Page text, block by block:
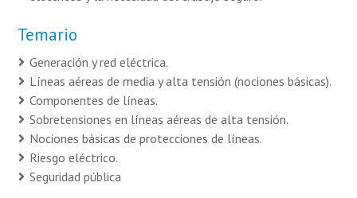
Temario
Generación y red eléctrica.
Líneas aéreas de media y alta tensión (nociones básicas).
Componentes de líneas.
Sobretensiones en líneas aéreas de alta tensión.
Nociones básicas de protecciones de líneas.
Riesgo eléctrico.
Seguridad pública